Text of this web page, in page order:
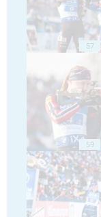
57
59